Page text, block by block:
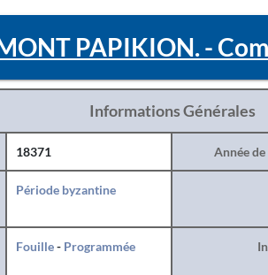
PAPIKION. -
Informations Générales
18371 Année
Période byzantine
Fouille- Programmée